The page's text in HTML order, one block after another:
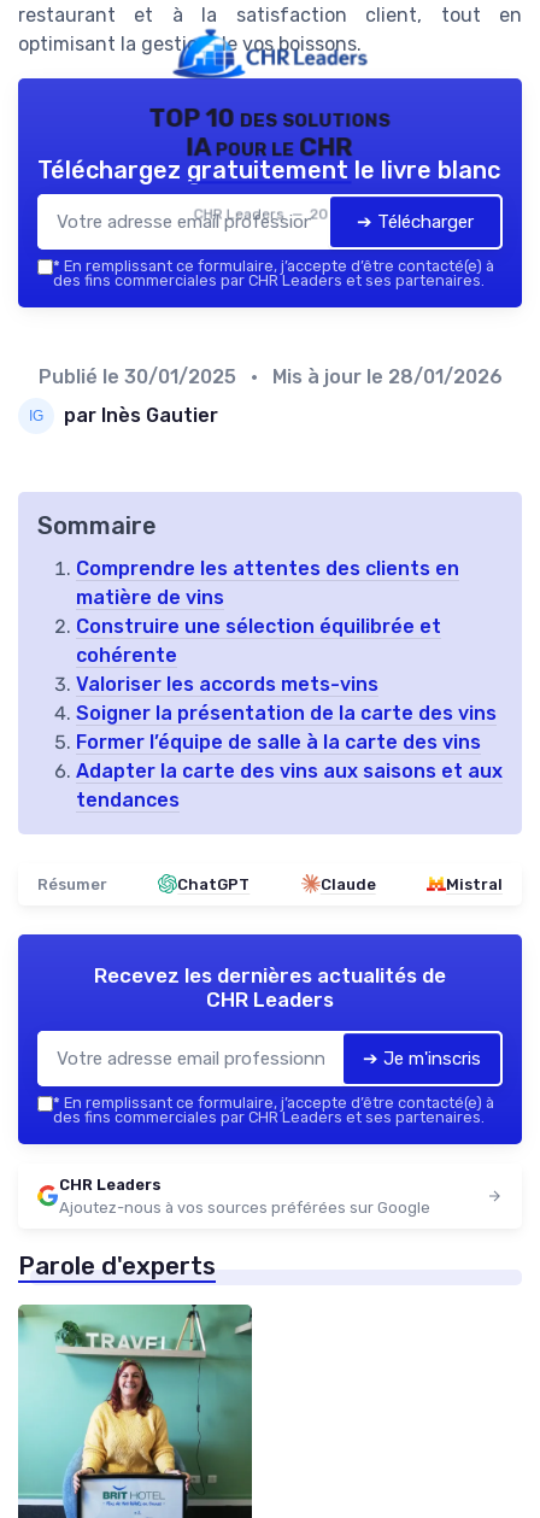
restaurant et à la satisfaction client, tout en
optimisant la gestion de vos boissons.
TOP 10 des solutions
IA pour le CHR
CHR Leaders — 2026
Téléchargez gratuitement le livre blanc
➔ Télécharger
* En remplissant ce formulaire, j’accepte d’être contacté(e) à
des fins commerciales par CHR Leaders et ses partenaires.
Publié le 30/01/2025 • Mis à jour le 28/01/2026
par Inès Gautier
Sommaire
Comprendre les attentes des clients en
matière de vins
Construire une sélection équilibrée et
cohérente
Valoriser les accords mets-vins
Soigner la présentation de la carte des vins
Former l’équipe de salle à la carte des vins
Adapter la carte des vins aux saisons et aux
tendances
Résumer ChatGPT Claude Mistral
Recevez les dernières actualités de
CHR Leaders
➔ Je m'inscris
* En remplissant ce formulaire, j’accepte d’être contacté(e) à
des fins commerciales par CHR Leaders et ses partenaires.
CHR Leaders
Ajoutez-nous à vos sources préférées sur Google
Parole d'experts